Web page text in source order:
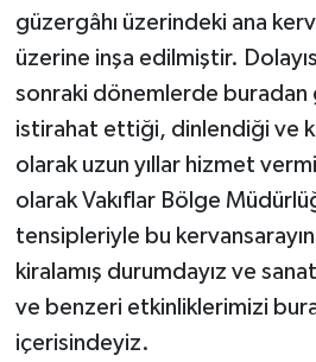
güzergâhı üzerindeki ana
üzerine inşa edilmiştir.
sonraki dönemlerde buradan
istirahat ettiği, dinlendiği ve
olarak uzun yıllar hizmet
olarak Vakıflar Bölge
tensipleriyle bu
kiralamış durumdayız ve
ve benzeri etkinliklerimizi
içerisindeyiz.